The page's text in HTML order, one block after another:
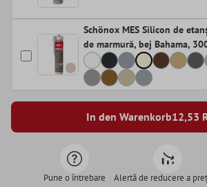
Schönox MES Silicon de
de marmură, bej Bahama,
In den Warenkorb12,53
Pune o întrebare Alertă de reducere a